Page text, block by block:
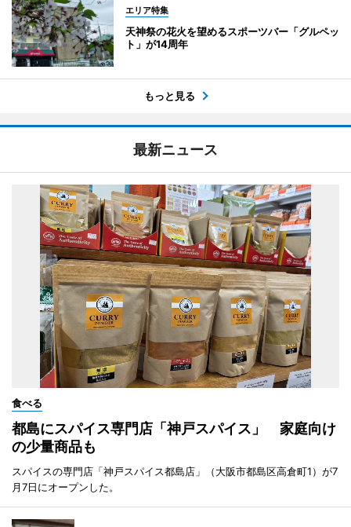
エリア特集
天神祭の花火を望めるスポーツバー「グルペッ
ト」が14周年
もっと見る
最新ニュース
食べる
都島にスパイス専門店「神戸スパイス」 家庭向け
の少量商品も
スパイスの専門店「神戸スパイス都島店」（大阪市都島区高倉町1）が7
月7日にオープンした。